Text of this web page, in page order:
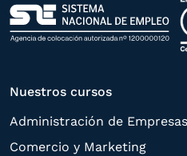
Nuestros cursos
Administración de Empresas
Comercio y Marketing